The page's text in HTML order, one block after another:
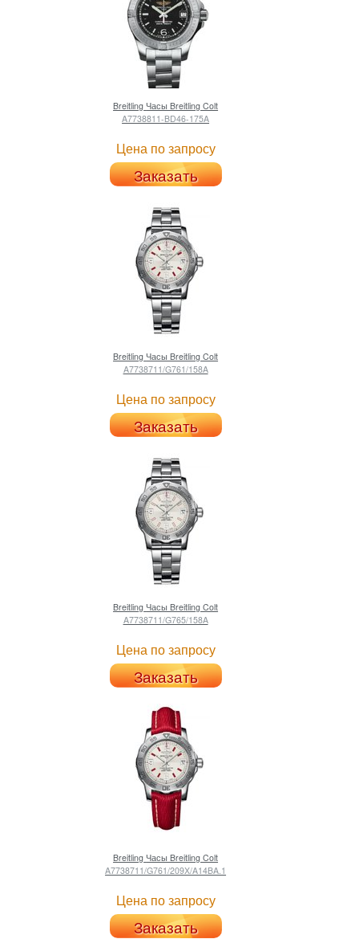
Breitling Часы Breitling Colt
A7738811-BD46-175A
Цена по запросу
Заказать
Breitling Часы Breitling Colt
A7738711/G761/158A
Цена по запросу
Заказать
Breitling Часы Breitling Colt
A7738711/G765/158A
Цена по запросу
Заказать
Breitling Часы Breitling Colt
A7738711/G761/209X/A14BA.1
Цена по запросу
Заказать